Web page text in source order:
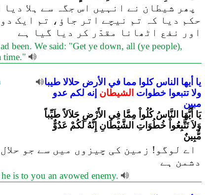
پھر شیطان نے انہیں اس جگہ سے ہلا
حکم دیا کہ تم نیچے اتر جاؤ، تم ایک
اور نفع اٹھانا مقدّر کر دیا گیا ہے
been. We said: "Get ye down, all (ye people),
time."
يا أيها الناس كلوا مما في الأرض حلالا طيبا
ولا تتبعوا خطوات الشيطان إنه لكم عدو
مبين
يَا أَيُّهَا النَّاسُ كُلُواْ مِمَّا فِي الأَرْضِ حَلاَلاً طَيِّباً
وَلاَ تَتَّبِعُواْ خُطُوَاتِ الشَّيْطَانِ إِنَّهُ لَكُمْ عَدُوٌّ
مُّبِينٌ
اے لوگو! زمین کی چیزوں میں سے جو
دشمن ہے
is to you an avowed enemy.